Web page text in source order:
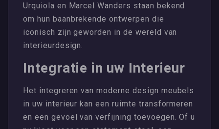
Urquiola en Marcel Wanders staan ​​bekend
om hun baanbrekende ontwerpen die
iconisch zijn geworden in de wereld van
interieurdesign.
Integratie in uw Interieur
Het integreren van moderne design meubels
in uw interieur kan een ruimte transformeren
en een gevoel van verfijning toevoegen. Of u